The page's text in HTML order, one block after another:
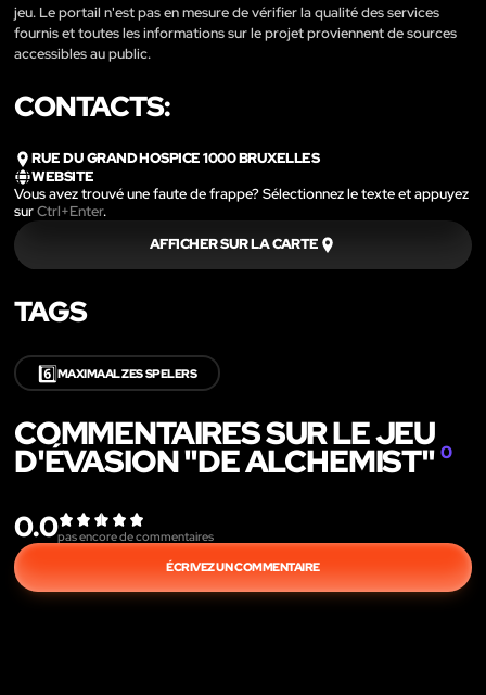
jeu. Le portail n'est pas en mesure de vérifier la qualité des services
fournis et toutes les informations sur le projet proviennent de sources
accessibles au public.
CONTACTS:
RUE DU GRAND HOSPICE 1000 BRUXELLES
WEBSITE
Vous avez trouvé une faute de frappe? Sélectionnez le texte et appuyez
surCtrl+Enter.
AFFICHER SUR LA CARTE
TAGS
6️⃣MAXIMAAL ZES SPELERS
COMMENTAIRES SUR LE JEU
D'ÉVASION "DE ALCHEMIST" 0
0.0pas encore de commentaires
ÉCRIVEZ UN COMMENTAIRE